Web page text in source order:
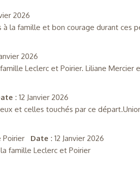
2026
à la famille et bon courage durant ces
2026
Leclerc et Poirier. Liliane Mercier
: 12 Janvier 2026
et celles touchés par ce
Poirier Date : 12 Janvier 2026
famille Leclerc et Poirier